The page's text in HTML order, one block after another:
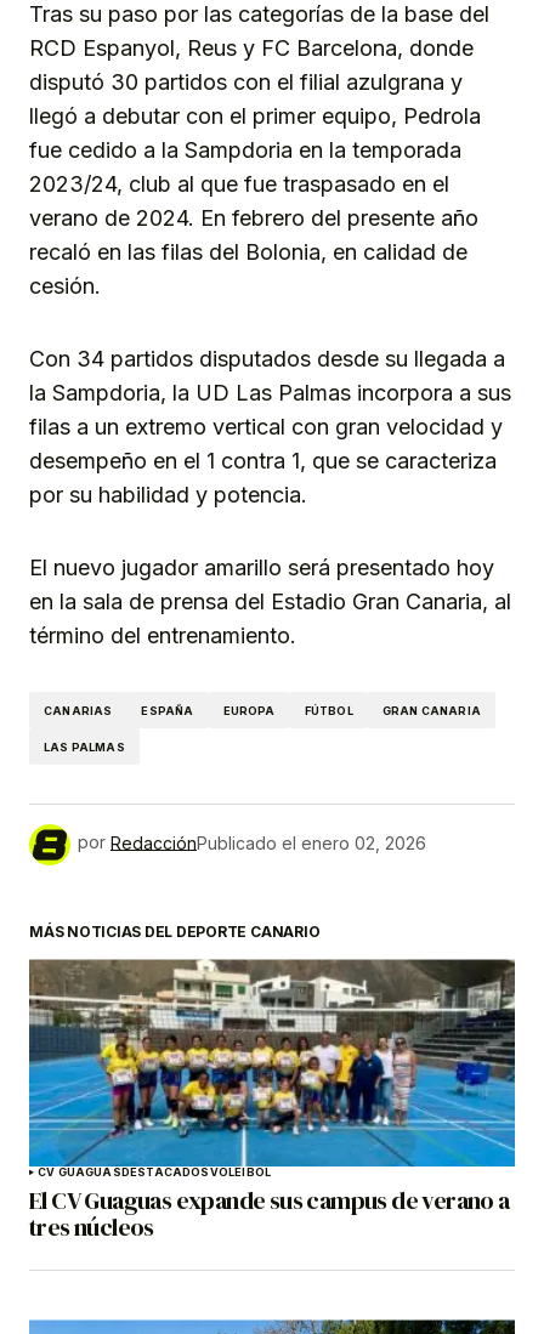
Tras su paso por las categorías de la base del
RCD Espanyol, Reus y FC Barcelona, donde
disputó 30 partidos con el filial azulgrana y
llegó a debutar con el primer equipo, Pedrola
fue cedido a la Sampdoria en la temporada
2023/24, club al que fue traspasado en el
verano de 2024. En febrero del presente año
recaló en las filas del Bolonia, en calidad de
cesión.
Con 34 partidos disputados desde su llegada a
la Sampdoria, la UD Las Palmas incorpora a sus
filas a un extremo vertical con gran velocidad y
desempeño en el 1 contra 1, que se caracteriza
por su habilidad y potencia.
El nuevo jugador amarillo será presentado hoy
en la sala de prensa del Estadio Gran Canaria, al
término del entrenamiento.
CANARIAS ESPAÑA EUROPA FÚTBOL GRAN CANARIA
LAS PALMAS
por RedacciónPublicado el enero 02, 2026
MÁS NOTICIAS DEL DEPORTE CANARIO
CV GUAGUAS DESTACADOSVOLEIBOL
El CV Guaguas expande sus campus de verano a
tres núcleos